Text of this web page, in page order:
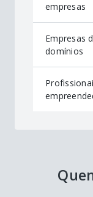
empresas
Empresas
domínios